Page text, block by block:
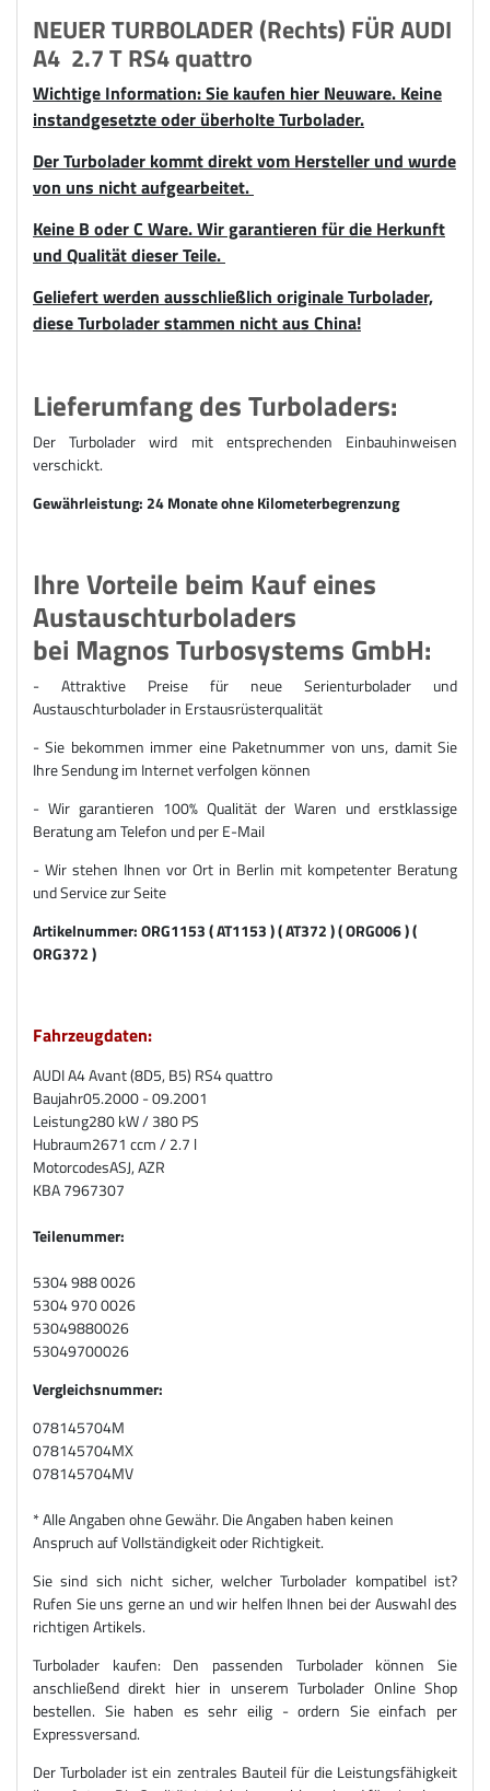
NEUER TURBOLADER (Rechts) FÜR AUDI
A4 2.7 T RS4 quattro
Wichtige Information: Sie kaufen hier Neuware. Keine
instandgesetzte oder überholte Turbolader.
Der Turbolader kommt direkt vom Hersteller und wurde
von uns nicht aufgearbeitet.
Keine B oder C Ware. Wir garantieren für die Herkunft
und Qualität dieser Teile.
Geliefert werden ausschließlich originale Turbolader,
diese Turbolader stammen nicht aus China!
Lieferumfang des Turboladers:
Der Turbolader wird mit entsprechenden Einbauhinweisen
verschickt.
Gewährleistung: 24 Monate ohne Kilometerbegrenzung
Ihre Vorteile beim Kauf eines
Austauschturboladers
bei Magnos Turbosystems GmbH:
- Attraktive Preise für neue Serienturbolader und
Austauschturboladerin Erstausrüsterqualität
- Sie bekommen immer eine Paketnummer von uns, damit Sie
Ihre Sendung im Internet verfolgen können
- Wir garantieren 100% Qualität der Waren und erstklassige
Beratung am Telefon und per E-Mail
- Wir stehen Ihnen vor Ort in Berlin mit kompetenter Beratung
und Service zur Seite
Artikelnummer:ORG1153 ( AT1153 ) ( AT372 ) ( ORG006 ) (
ORG372 )
Fahrzeugdaten:
AUDI A4 Avant (8D5, B5) RS4 quattro
Baujahr05.2000 - 09.2001
Leistung280 kW / 380 PS
Hubraum2671 ccm / 2.7 l
MotorcodesASJ, AZR
KBA7967307
Teilenummer:
5304 988 0026
5304 970 0026
53049880026
53049700026
Vergleichsnummer:
078145704M
078145704MX
078145704MV
* Alle Angaben ohne Gewähr. Die Angaben haben keinen
Anspruch auf Vollständigkeit oder Richtigkeit.
Sie sind sich nicht sicher, welcher Turbolader kompatibel ist?
Rufen Sie uns gerne an und wir helfen Ihnen bei der Auswahl des
richtigen Artikels.
Turbolader kaufen: Den passenden Turbolader können Sie
anschließend direkt hier in unserem Turbolader Online Shop
bestellen. Sie haben es sehr eilig - ordern Sie einfach per
Expressversand.
Der Turbolader ist ein zentrales Bauteil für die Leistungsfähigkeit